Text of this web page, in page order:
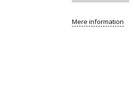
Mere information